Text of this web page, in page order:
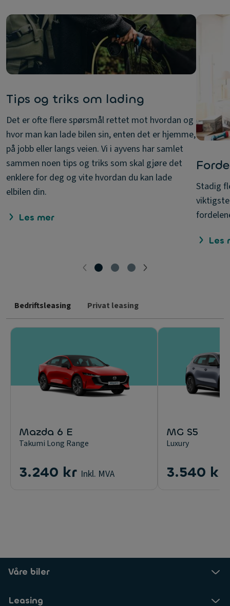
Tips og triks om lading
Det er ofte flere spørsmål rettet mot hvordan og
hvor man kan lade bilen sin, enten det er hjemme,
på jobb eller langs veien. Vi i ayvens har samlet
sammen noen tips og triks som skal gjøre det
enklere for deg og vite hvordan du kan lade
elbilen din.
Les mer
Stadig
viktigste
Les
Bedriftsleasing Privat leasing
Mazda 6 E
Takumi Long Range
3.240 kr Inkl. MVA
MG S5
Luxury
3.540 kr
Våre biler
Leasing